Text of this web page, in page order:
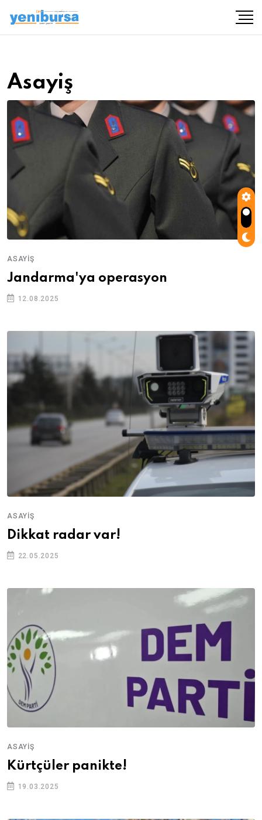
Asayiş
ASAYIŞ
Jandarma'ya operasyon
12.08.2025
ASAYIŞ
Dikkat radar var!
22.05.2025
ASAYIŞ
Kürtçüler panikte!
19.03.2025